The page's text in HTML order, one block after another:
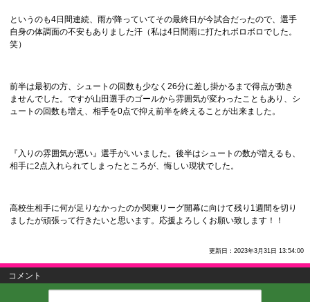
というのも4日間連続、雨が降っていてその最終日が今試合だったので、選手
自身の体調面の不安もありました汗（私は4日間雨に打たれボロボロでした。
笑）
前半は最初の方、シュートの回数も少なく26分に差し掛かるまで得点が動き
ませんでした。ですが山田選手のゴールから雰囲気が変わったこともあり、シ
ュートの回数も増え、相手を0点で抑え前半を終えることが出来ました。
『入りの雰囲気が悪い』選手がいいました。後半はシュートの数が増えるも、
相手に2点入れられてしまったところが、悔しい現状でした。
高校生相手に何が足りなかったのか関東リーグ開幕に向けて残り1週間を切り
ましたが頑張って行きたいと思います。応援よろしくお願い致します！！
更新日：2023年3月31日 13:54:00
コメント